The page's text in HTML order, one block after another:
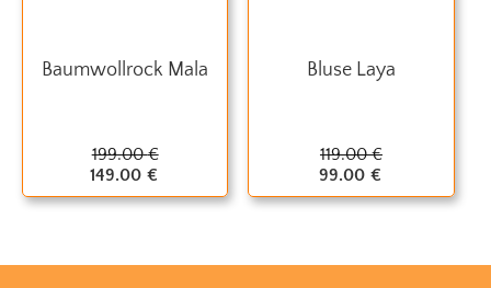
Baumwollrock Mala
199.00 €
149.00 €
Bluse Laya
119.00 €
99.00 €